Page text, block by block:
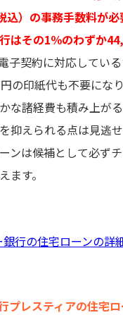
込）の事務手数料が
はその1％のわずか
子契約に対応してい
の印紙代も不要にな
な諸経費も積み上が
抑えられる点は見逃
ンは候補として必ず
ます。
銀行の住宅ローンの詳
プレスティアの住宅ロ